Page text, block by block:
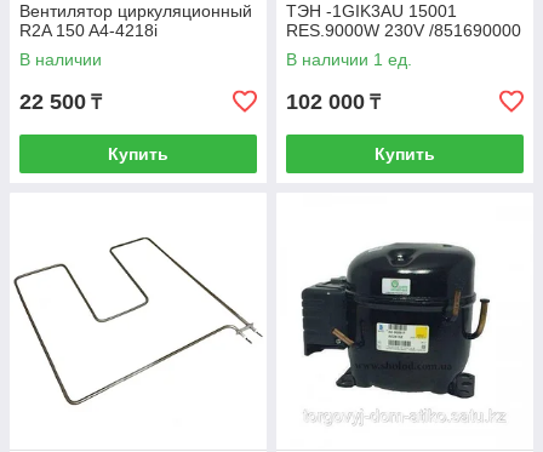
Вентилятор циркуляционный
R2A 150 A4-4218i
В наличии
22 500 ₸
Купить
ТЭН -1GIK3AU 15001
RES.9000W 230V /851690000
В наличии 1 ед.
102 000 ₸
Купить